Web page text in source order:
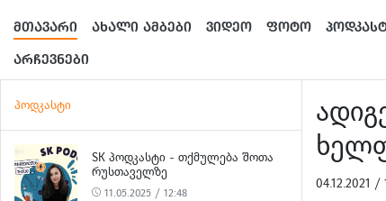
ᲛᲗᲐᲕᲐᲠᲘ ᲐᲮᲐᲚᲘ ᲐᲛᲑᲔᲑᲘ ᲕᲘᲓᲔᲝ ᲤᲝᲢᲝ
ᲐᲠᲩᲔᲕᲜᲔᲑᲘ
პოდკასტი
SK ᲞᲝᲓᲙᲐᲡᲢᲘ - ᲗᲥᲛᲣᲚᲔᲑᲐ ᲨᲝᲗᲐ
ᲠᲣᲡᲗᲐᲕᲔᲚᲖᲔ
11.05.2025 / 12:48
04.12.2021